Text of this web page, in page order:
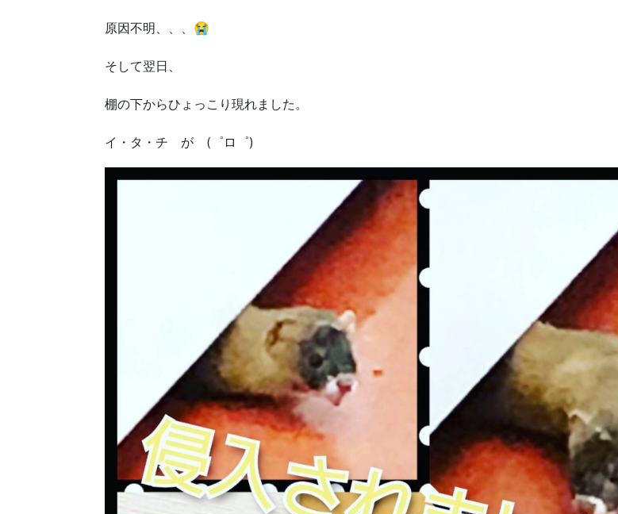
原因不明、、、😭
そして翌日、
棚の下からひょっこり現れました。
イ・タ・チ が (゜ロ゜)